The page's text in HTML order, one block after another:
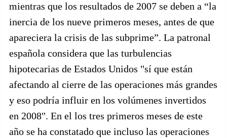
mientras que los resultados de 2007 se deben a “la
inercia de los nueve primeros meses, antes de que
apareciera la crisis de las subprime”. La patronal
española considera que las turbulencias
hipotecarias de Estados Unidos "sí que están
afectando al cierre de las operaciones más grandes
y eso podría influir en los volúmenes invertidos
en 2008". En el los tres primeros meses de este
año se ha constatado que incluso las operaciones